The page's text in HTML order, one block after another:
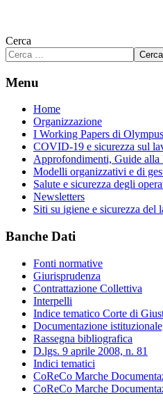
Cerca
Cerca
Menu
Home
Organizzazione
I Working Papers di Olympus
COVID-19 e sicurezza sul
Approfondimenti, Guide alla
Modelli organizzativi e di
Salute e sicurezza degli
Newsletters
Siti su igiene e sicurezza del
Banche Dati
Fonti normative
Giurisprudenza
Contrattazione Collettiva
Interpelli
Indice tematico Corte di
Documentazione
Rassegna bibliografica
D.lgs. 9 aprile 2008, n. 81
Indici tematici
CoReCo Marche
CoReCo Marche